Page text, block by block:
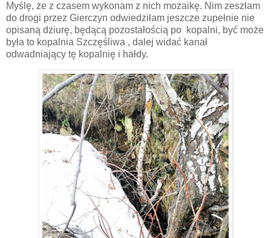
Myślę, że z czasem wykonam z nich mozaikę. Nim zeszłam
do drogi przez Gierczyn odwiedziłam jeszcze zupełnie nie
opisaną dziurę, będącą pozostałością po kopalni, być może
była to kopalnia Szczęśliwa , dalej widać kanał
odwadniający tę kopalnię i hałdy.